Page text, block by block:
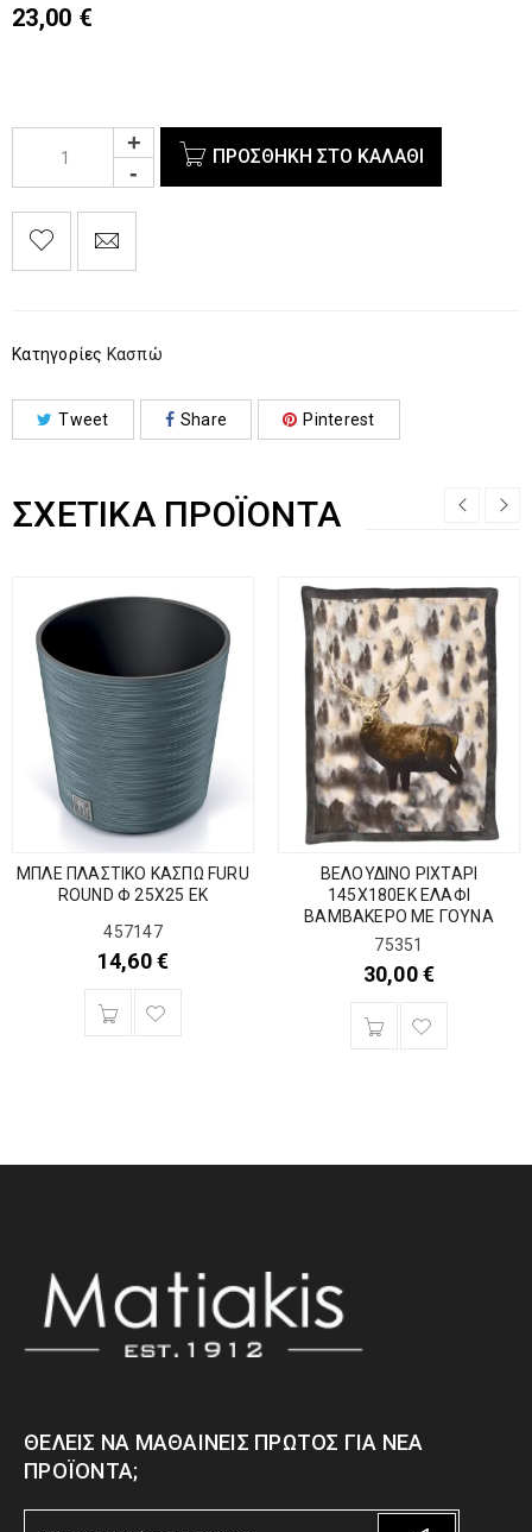
23,00 €
ΠΡΟΣΘΉΚΗ ΣΤΟ ΚΑΛΆΘΙ
Κατηγορίες Κασπώ
Tweet Share Pinterest
ΣΧΕΤΙΚΆ ΠΡΟΪΌΝΤΑ
ΜΠΛΕ ΠΛΑΣΤΙΚΟ ΚΑΣΠΩ FURU
ROUND Φ 25X25 ΕΚ
457147
14,60€
ΒΕΛΟΥΔΙΝΟ ΡΙΧΤΑΡΙ
145Χ180ΕΚ ΕΛΑΦΙ
ΒΑΜΒΑΚΕΡΟ ΜΕ ΓΟΥΝΑ
75351
30,00€
ΘΈΛΕΙΣ ΝΑ ΜΑΘΑΊΝΕΙΣ ΠΡΏΤΟΣ ΓΙΑ ΝΈΑ
ΠΡΟΪΌΝΤΑ;